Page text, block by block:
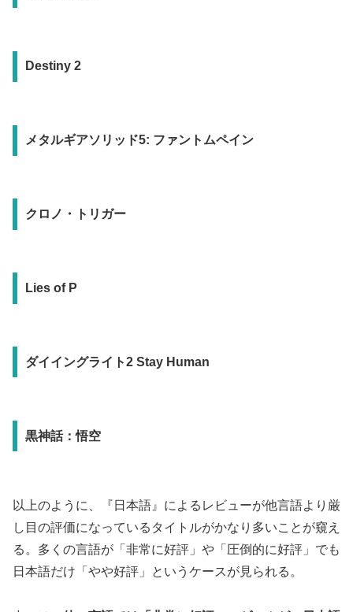
Destiny 2
メタルギアソリッド5: ファントムペイン
クロノ・トリガー
Lies of P
ダイイングライト2 Stay Human
黒神話：悟空
以上のように、『日本語』によるレビューが他言語より厳
し目の評価になっているタイトルがかなり多いことが窺え
る。多くの言語が「非常に好評」や「圧倒的に好評」でも
日本語だけ「やや好評」というケースが見られる。